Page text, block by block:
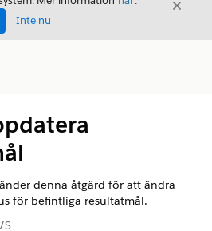
Inte nu
Stäng
denna åtgärd för att ändra
för befintliga resultatmål.